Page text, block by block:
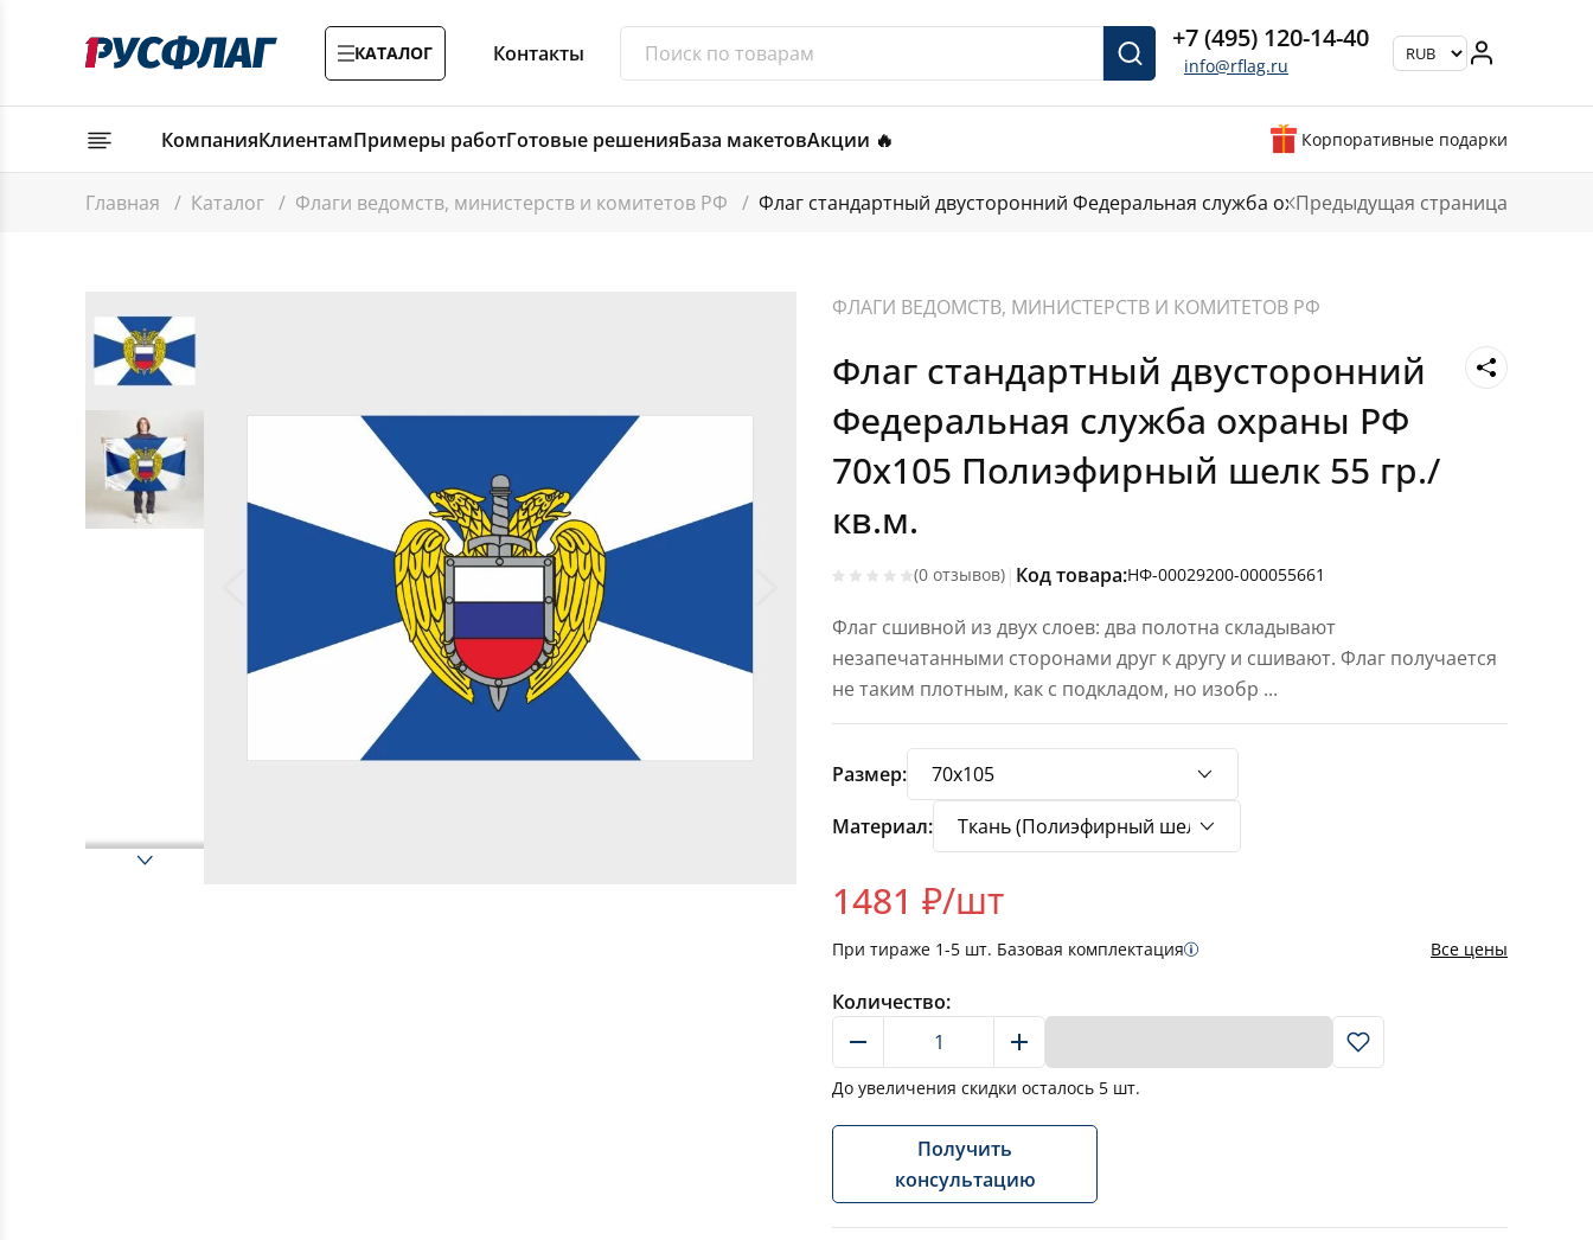
КАТАЛОГ Контакты +7 (495) 120-14-40
info@rflag.ru
КомпанияКлиентамПримеры работГотовые решенияБаза макетовАкции 🔥 Корпоративные подарки
Главная / Каталог / Флаги ведомств, министерств и комитетов РФ / Флаг стандартный двусторонний Федеральная служба охраны РФПредыдущая страница
ФЛАГИ ВЕДОМСТВ, МИНИСТЕРСТВ И КОМИТЕТОВ РФ
Флаг стандартный двусторонний
Федеральная служба охраны РФ
70х105 Полиэфирный шелк 55 гр./
кв.м.
(0 отзывов) | Код товара:НФ-00029200-000055661
Флаг сшивной из двух слоев: два полотна складывают
незапечатанными сторонами друг к другу и сшивают. Флаг получается
не таким плотным, как с подкладом, но изобр ...
Размер:
Материал:
1481 ₽/шт
При тираже 1-5 шт. Базовая комплектация Все цены
Количество:
До увеличения скидки осталось 5 шт.
Получить
консультацию